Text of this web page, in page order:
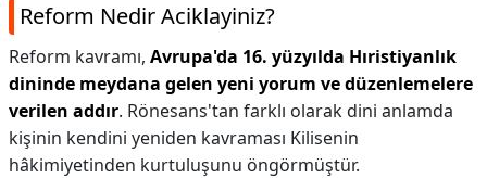
Reform Nedir Aciklayiniz?
Reform kavramı, Avrupa'da 16. yüzyılda Hıristiyanlık
dininde meydana gelen yeni yorum ve düzenlemelere
verilen addır. Rönesans'tan farklı olarak dini anlamda
kişinin kendini yeniden kavraması Kilisenin
hâkimiyetinden kurtuluşunu öngörmüştür.